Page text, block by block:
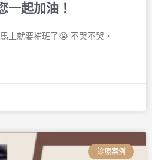
一起加油！
上就要補班了😭 不哭不哭，
診療案例